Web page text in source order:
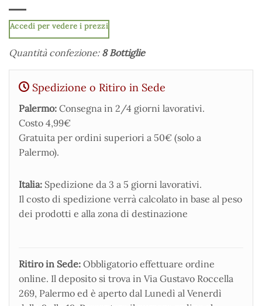
Accedi per vedere i prezzi
Quantità confezione: 8 Bottiglie
Spedizione o Ritiro in Sede
Palermo: Consegna in 2/4 giorni lavorativi.
Costo 4,99€
Gratuita per ordini superiori a 50€ (solo a
Palermo).
Italia: Spedizione da 3 a 5 giorni lavorativi.
Il costo di spedizione verrà calcolato in base al peso
dei prodotti e alla zona di destinazione
Ritiro in Sede: Obbligatorio effettuare ordine
online. Il deposito si trova in Via Gustavo Roccella
269, Palermo ed è aperto dal Lunedì al Venerdì